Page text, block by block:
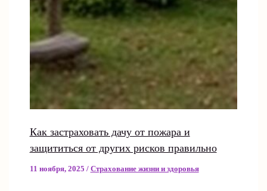
Как застраховать дачу от пожара и
защититься от других рисков правильно
11 ноября, 2025 / Страхование жизни и здоровья